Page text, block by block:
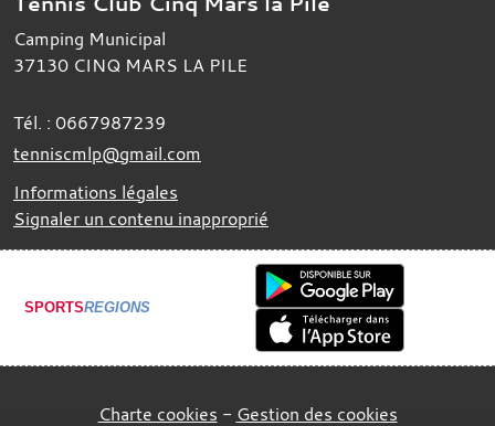
Camping Municipal
37130 CINQ MARS LA PILE
Tél. : 0667987239
tenniscmlp@gmail.com
Informations légales
Signaler un contenu inapproprié
SPORTSREGIONS
Charte cookies Gestion des cookies